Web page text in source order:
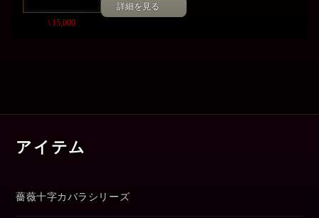
\ 15,000
詳細を見る
アイテム
薔薇十字カバラシリーズ